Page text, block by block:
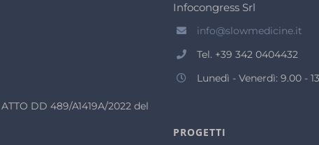
DD 489/A1419A/2022 del
Infocongress Srl
info@slowmedicine.it
Tel. +39 342 0404432
Lunedì - Venerdì: 9.00 -
PROGETTI